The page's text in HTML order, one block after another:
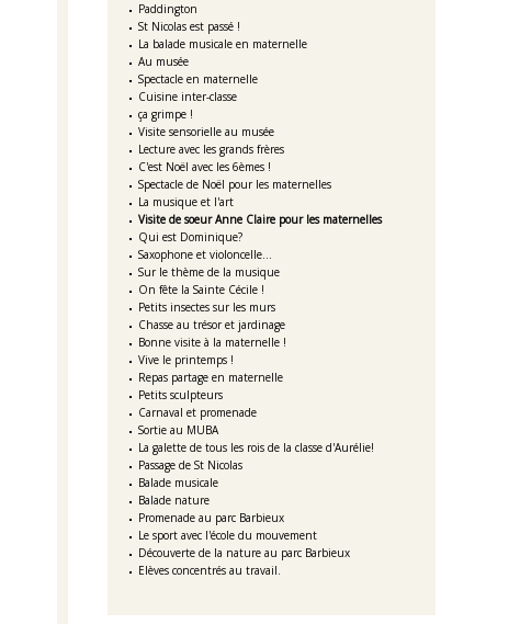
Paddington
St Nicolas est passé !
La balade musicale en maternelle
Au musée
Spectacle en maternelle
Cuisine inter-classe
ça grimpe !
Visite sensorielle au musée
Lecture avec les grands frères
C'est Noël avec les 6èmes !
Spectacle de Noël pour les maternelles
La musique et l'art
Visite de soeur Anne Claire pour les maternelles
Qui est Dominique?
Saxophone et violoncelle...
Sur le thème de la musique
On fête la Sainte Cécile !
Petits insectes sur les murs
Chasse au trésor et jardinage
Bonne visite à la maternelle !
Vive le printemps !
Repas partage en maternelle
Petits sculpteurs
Carnaval et promenade
Sortie au MUBA
La galette de tous les rois de la classe d'Aurélie!
Passage de St Nicolas
Balade musicale
Balade nature
Promenade au parc Barbieux
Le sport avec l'école du mouvement
Découverte de la nature au parc Barbieux
Elèves concentrés au travail.